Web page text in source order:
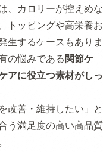
、カロリーが控えめな
トッピングや高栄養お
生するケースもありま
の悩みである 関節ケ
アに役立つ素材がしっ
改善・維持したい」と
う満足度の高い高品質